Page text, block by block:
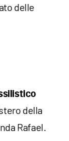
delle
della
Rafael.